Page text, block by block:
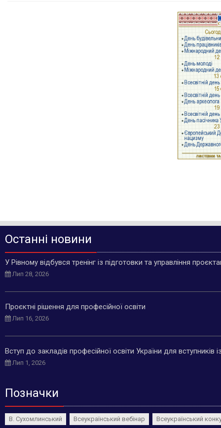
Останні новини
У Рівному відбувся тренінг із підготовки та управління
Лип 28, 2026
Проєктні рішення для професійної освіти
Лип 16, 2026
Вступ до закладів професійної освіти України для
Лип 1, 2026
Позначки
В. Сухомлинський Всеукраїнський вебінар Всеукраїнський